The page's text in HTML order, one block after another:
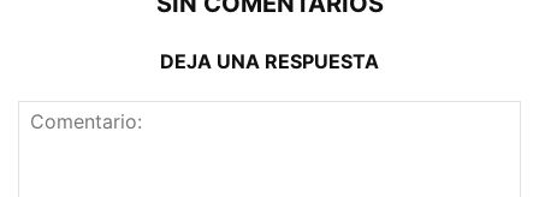
DEJA UNA RESPUESTA